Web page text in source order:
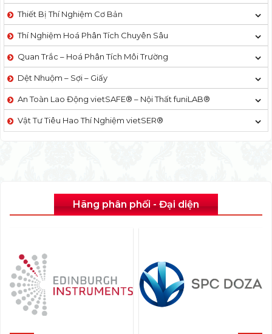
Thiết Bị Thí Nghiệm Cơ Bản
Thí Nghiệm Hoá Phân Tích Chuyên Sâu
Quan Trắc – Hoá Phân Tích Môi Trường
Dệt Nhuộm – Sợi – Giấy
An Toàn Lao Động vietSAFE® – Nội Thất funiLAB®
Vật Tư Tiêu Hao Thí Nghiệm vietSER®
Hãng phân phối - Đại diện